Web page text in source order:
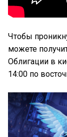
Чтобы
можете
Облигации в
14:00 по